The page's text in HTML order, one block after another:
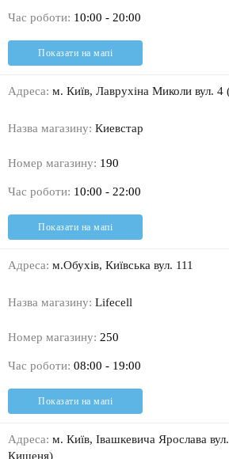
Час роботи: 10:00 - 20:00
Показати на мапі
Адреса: м. Київ, Лаврухіна Миколи вул.
Назва магазину: Киевстар
Номер магазину: 190
Час роботи: 10:00 - 22:00
Показати на мапі
Адреса: м.Обухів, Київська вул. 111
Назва магазину: Lifecell
Номер магазину: 250
Час роботи: 08:00 - 19:00
Показати на мапі
Адреса: м. Київ, Івашкевича Ярослава
Кишеня)